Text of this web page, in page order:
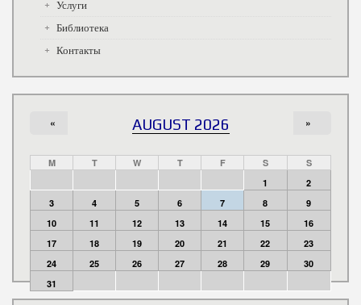
Услуги
Библиотека
Контакты
AUGUST 2026
« »
M T W T F S
S
1
2
3
4 5 6 7 8
9
10
11 12 13 14 15
16
17
18 19 20 21 22
23
24
25 26 27 28 29
30
31